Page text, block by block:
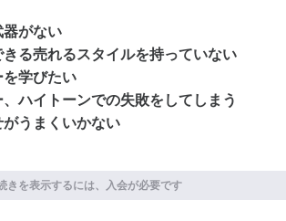
器がない
きる売れるスタイルを持っていない
を学びたい
、ハイトーンでの失敗をしてしまう
がうまくいかない
きを表示するには、入会が必要です